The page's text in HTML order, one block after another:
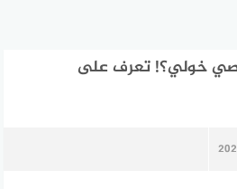
خولي؟! تعرف على